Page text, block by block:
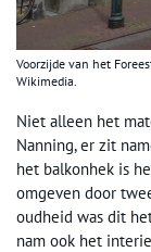
Voorzijde van het
Wikimedia.
Niet alleen het
Nanning, er zit
het balkonhek is
omgeven door
oudheid was dit
nam ook het